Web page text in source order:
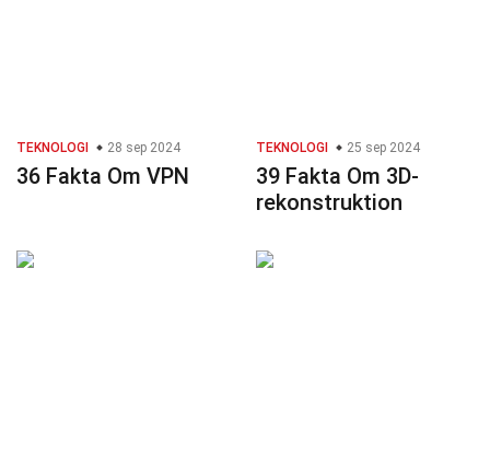
TEKNOLOGI 28 sep 2024
36 Fakta Om VPN
TEKNOLOGI 25 sep 2024
39 Fakta Om 3D-
rekonstruktion